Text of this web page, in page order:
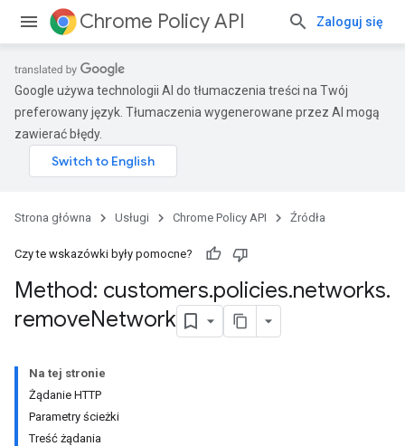
Chrome Policy API Zaloguj się
Google używa technologii AI do tłumaczenia treści na Twój
preferowany język. Tłumaczenia wygenerowane przez AI mogą
zawierać błędy.
Strona główna Usługi Chrome Policy API Źródła
Czy te wskazówki były pomocne?
Method: customers.policies.networks.
removeNetwork
Na tej stronie
Żądanie HTTP
Parametry ścieżki
Treść żądania